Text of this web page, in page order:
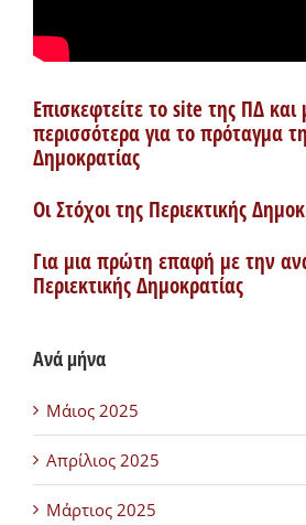
Επισκεφτείτε το site της ΠΔ και
περισσότερα για το πρόταγμα
Δημοκρατίας
Οι Στόχοι της Περιεκτικής
Για μια πρώτη επαφή με την
Περιεκτικής Δημοκρατίας
Ανά μήνα
Μάιος 2025
Απρίλιος 2025
Μάρτιος 2025